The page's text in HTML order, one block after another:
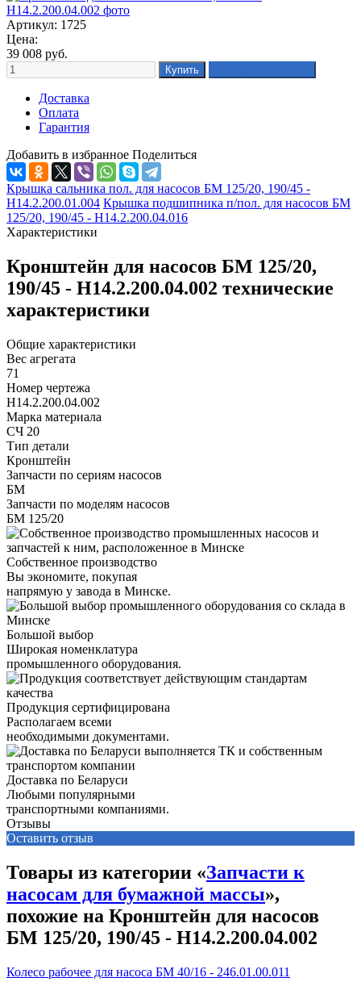
Артикул: 1725
Цена:
39 008 руб.
Доставка
Оплата
Гарантия
Добавить в избранное Поделиться
Крышка сальника пол. для насосов БМ 125/20, 190/45 -
Н14.2.200.01.004 Крышка подшипника п/пол. для насосов БМ
125/20, 190/45 - Н14.2.200.04.016
Характеристики
Кронштейн для насосов БМ 125/20,
190/45 - Н14.2.200.04.002 технические
характеристики
Общие характеристики
Вес агрегата
71
Номер чертежа
Н14.2.200.04.002
Марка материала
СЧ 20
Тип детали
Кронштейн
Запчасти по сериям насосов
БМ
Запчасти по моделям насосов
БМ 125/20
Собственное производство
Вы экономите, покупая
напрямую у завода в Минске.
Большой выбор
Широкая номенклатура
промышленного оборудования.
Продукция сертифицирована
Располагаем всеми
необходимыми документами.
Доставка по Беларуси
Любыми популярными
транспортными компаниями.
Отзывы
Оставить отзыв
Товары из категории «Запчасти к
насосам для бумажной массы»,
похожие на Кронштейн для насосов
БМ 125/20, 190/45 - Н14.2.200.04.002
Колесо рабочее для насоса БМ 40/16 - 246.01.00.011